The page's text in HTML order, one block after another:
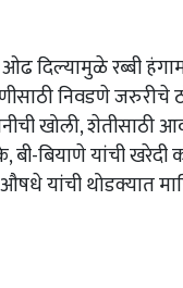
दिल्यामुळे रब्बी
निवडणे
खोली,
बियाणे यांची
यांची थोडक्यात